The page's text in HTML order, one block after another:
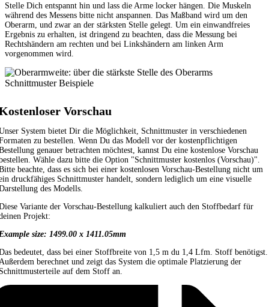
Stelle Dich entspannt hin und lass die Arme locker hängen. Die Muskeln
während des Messens bitte nicht anspannen. Das Maßband wird um den
Oberarm, und zwar an der stärksten Stelle gelegt. Um ein einwandfreies
Ergebnis zu erhalten, ist dringend zu beachten, dass die Messung bei
Rechtshändern am rechten und bei Linkshändern am linken Arm
vorgenommen wird.
Schnittmuster Beispiele
Vorschau
System bietet Dir die Möglichkeit, Schnittmuster in verschiedenen
zu bestellen. Wenn Du das Modell vor der kostenpflichtigen
genauer betrachten möchtest, kannst Du eine kostenlose Vorschau
Wähle dazu bitte die Option "Schnittmuster kostenlos (Vorschau)".
beachte, dass es sich bei einer kostenlosen Vorschau-Bestellung nicht um
druckfähiges Schnittmuster handelt, sondern lediglich um eine visuelle
des Modells.
Variante der Vorschau-Bestellung kalkuliert auch den Stoffbedarf für
Projekt:
size: 1499.00 x 1411.05mm
bedeutet, dass bei einer Stoffbreite von 1,5 m du 1,4 Lfm. Stoff benötigst.
berechnet und zeigt das System die optimale Platzierung der
auf dem Stoff an.